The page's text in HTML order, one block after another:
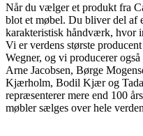
Når du vælger et produkt fra
blot et møbel. Du bliver del af
karakteristisk håndværk, hvor
Vi er verdens største
Wegner, og vi producerer
Arne Jacobsen, Børge
Kjærholm, Bodil Kjær og
repræsenterer mere end 100
møbler sælges over hele